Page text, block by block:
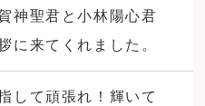
神聖君と小林陽心君
に来てくれました。
して頑張れ！輝いて